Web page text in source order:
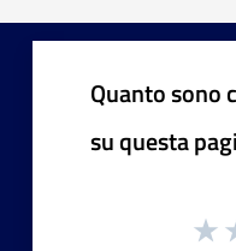
Quanto sono
su questa